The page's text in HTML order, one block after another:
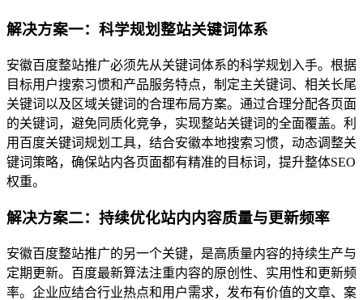
解决方案一：科学规划整站关键词体系
安徽百度整站推广必须先从关键词体系的科学规划入手。根据
目标用户搜索习惯和产品服务特点，制定主关键词、相关长尾
关键词以及区域关键词的合理布局方案。通过合理分配各页面
的关键词，避免同质化竞争，实现整站关键词的全面覆盖。利
用百度关键词规划工具，结合安徽本地搜索习惯，动态调整关
键词策略，确保站内各页面都有精准的目标词，提升整体SEO
权重。
解决方案二：持续优化站内内容质量与更新频率
安徽百度整站推广的另一个关键，是高质量内容的持续生产与
定期更新。百度最新算法注重内容的原创性、实用性和更新频
率。企业应结合行业热点和用户需求，发布有价值的文章、案